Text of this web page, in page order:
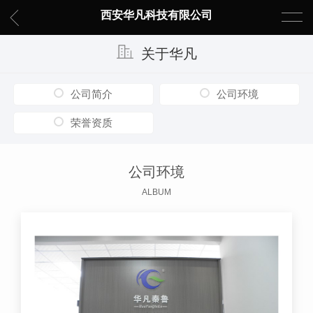
西安华凡科技有限公司
关于华凡
公司简介 公司环境
荣誉资质
公司环境
ALBUM